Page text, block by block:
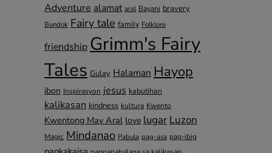
Adventure alamat aral Bayani bravery
Bundok Fairy tale family Folklore
friendship Grimm's Fairy
Tales Gulay Halaman Hayop
ibon Inspirasyon jesus kabutihan
kalikasan kindness kultura Kwento
Kwentong May Aral love lugar Luzon
Magic Mindanao Pabula pag-asa pag-ibig